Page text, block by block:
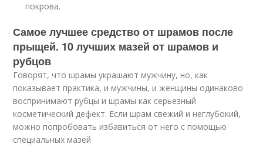
покрова.
Самое лучшее средство от шрамов после
прыщей. 10 лучших мазей от шрамов и
рубцов
Говорят, что шрамы украшают мужчину, но, как
показывает практика, и мужчины, и женщины одинаково
воспринимают рубцы и шрамы как серьезный
косметический дефект. Если шрам свежий и неглубокий,
можно попробовать избавиться от него с помощью
специальных мазей